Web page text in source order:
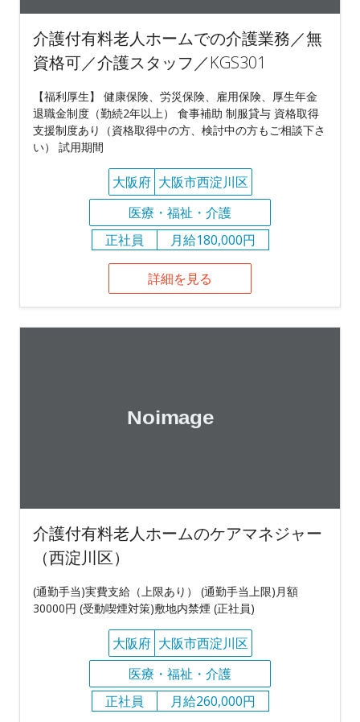
介護付有料老人ホームでの介護業務／無
資格可／介護スタッフ／KGS301
【福利厚生】 健康保険、労災保険、雇用保険、厚生年金
退職金制度（勤続2年以上） 食事補助 制服貸与 資格取得
支援制度あり（資格取得中の方、検討中の方もご相談下さ
い） 試用期間
大阪府 大阪市西淀川区
医療・福祉・介護
正社員
月給180,000円
詳細を見る
介護付有料老人ホームのケアマネジャー
（西淀川区）
(通勤手当)実費支給（上限あり） (通勤手当上限)月額
30000円 (受動喫煙対策)敷地内禁煙 (正社員)
大阪府 大阪市西淀川区
医療・福祉・介護
正社員
月給260,000円